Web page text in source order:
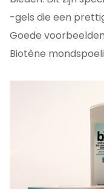
-gels die een
Goede
Biotène